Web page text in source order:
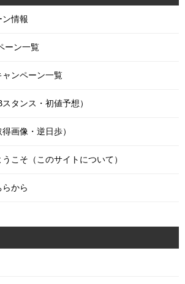
ン情報
ーン一覧
ンペーン一覧
タンス・初値予想）
画像・逆日歩）
こそ（このサイトについて）
から